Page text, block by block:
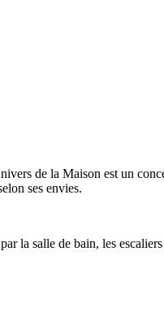
de la Maison est un
ses envies.
la salle de bain, les